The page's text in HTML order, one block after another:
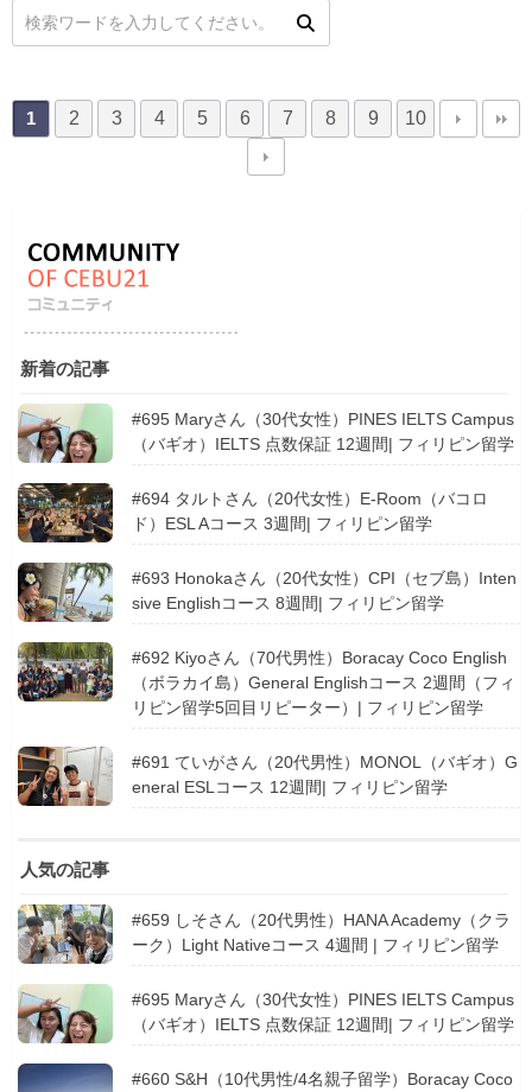
1 2 3 4 5 6 7 8 9 10
新着の記事
#695 Maryさん（30代女性）PINES IELTS Campus
（バギオ）IELTS 点数保証 12週間| フィリピン留学
#694 タルトさん（20代女性）E-Room（バコロ
ド）ESL Aコース 3週間| フィリピン留学
#693 Honokaさん（20代女性）CPI（セブ島）Inten
sive Englishコース 8週間| フィリピン留学
#692 Kiyoさん（70代男性）Boracay Coco English
（ボラカイ島）General Englishコース 2週間（フィ
リピン留学5回目リピーター）| フィリピン留学
#691 ていがさん（20代男性）MONOL（バギオ）G
eneral ESLコース 12週間| フィリピン留学
人気の記事
#659 しそさん（20代男性）HANA Academy（クラ
ーク）Light Nativeコース 4週間 | フィリピン留学
#695 Maryさん（30代女性）PINES IELTS Campus
（バギオ）IELTS 点数保証 12週間| フィリピン留学
#660 S&H（10代男性/4名親子留学）Boracay Coco